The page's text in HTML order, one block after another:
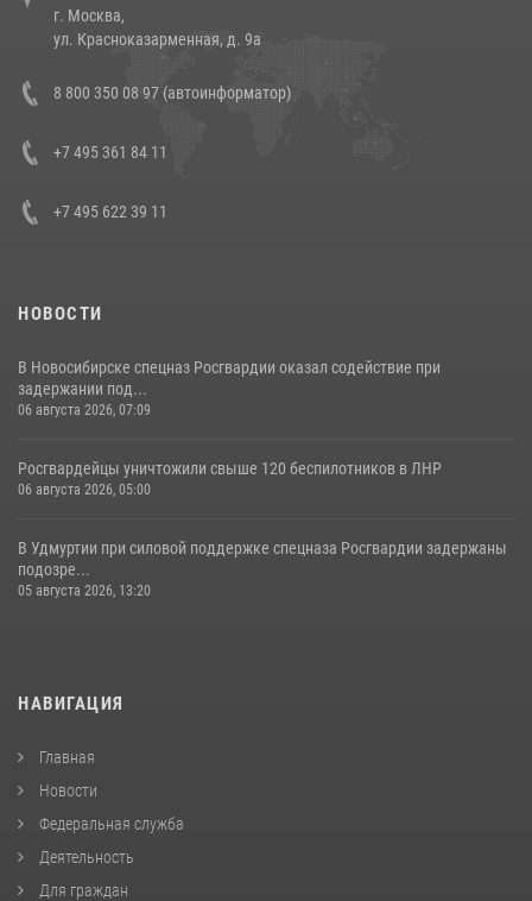
14 июля 2026, 12:20
В Росгвардии прошла военно-научная конференция по обобщению
боевого опыта
г. Москва,
ул. Красноказарменная, д. 9а
8 800 350 08 97 (автоинформатор)
+7 495 361 84 11
+7 495 622 39 11
НОВОСТИ
В Новосибирске спецназ Росгвардии оказал содействие при
задержании под...
06 августа 2026, 07:09
Росгвардейцы уничтожили свыше 120 беспилотников в ЛНР
06 августа 2026, 05:00
В Удмуртии при силовой поддержке спецназа Росгвардии задержаны
подозре...
05 августа 2026, 13:20
НАВИГАЦИЯ
Главная
Новости
Федеральная служба
Деятельность
Для граждан